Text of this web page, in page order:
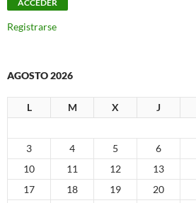
Registrarse
AGOSTO 2026
L M X J
3
4 5 6
10
11 12 13
17
18 19 20